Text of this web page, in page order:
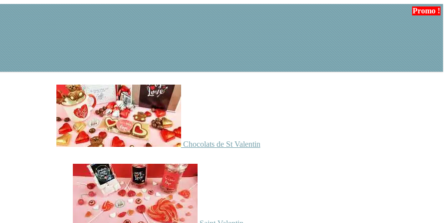
Chocolats de St Valentin
Promo !
Promo !